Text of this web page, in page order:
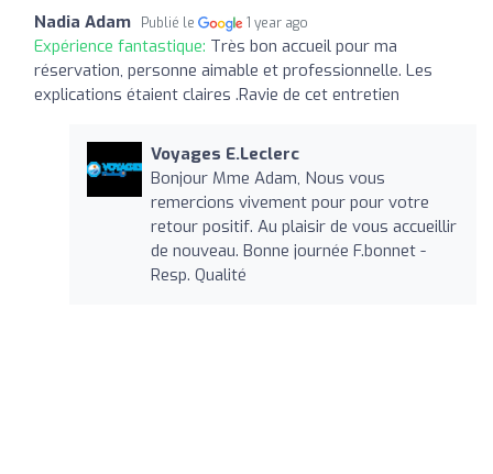
Nadia Adam Publié le 1 year ago
Expérience fantastique: Très bon accueil pour ma
réservation, personne aimable et professionnelle. Les
explications étaient claires .Ravie de cet entretien
Voyages E.Leclerc
Bonjour Mme Adam, Nous vous
remercions vivement pour pour votre
retour positif. Au plaisir de vous accueillir
de nouveau. Bonne journée F.bonnet -
Resp. Qualité